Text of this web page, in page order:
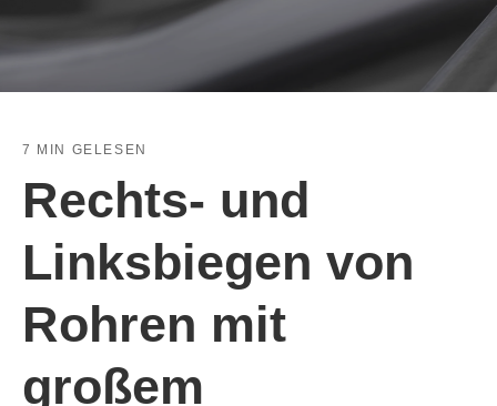
7 MIN GELESEN
Rechts- und
Linksbiegen von
Rohren mit
großem